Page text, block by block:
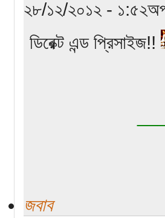
২৮/১২/২০১২ -
ডিরেক্ট এন্ড প্রিসাইজ!!
জবাব